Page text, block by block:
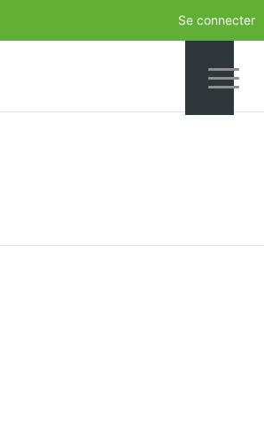
Se connecter